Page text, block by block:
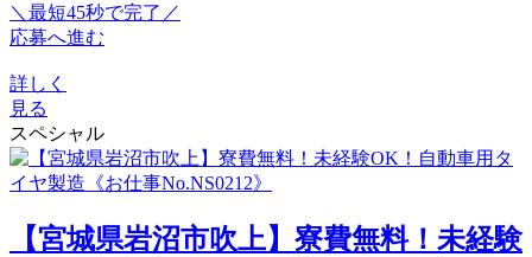
＼最短45秒で完了／
応募へ進む
詳しく
見る
スペシャル
【宮城県岩沼市吹上】寮費無料！未経験